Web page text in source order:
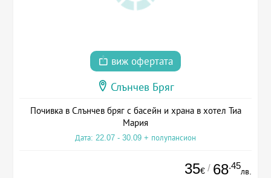
виж офертата
Слънчев Бряг
Почивка в Слънчев бряг с басейн и храна в хотел Тиа
Мария
Дата: 22.07 - 30.09 + полупансион
35€ / 68.45
лв.